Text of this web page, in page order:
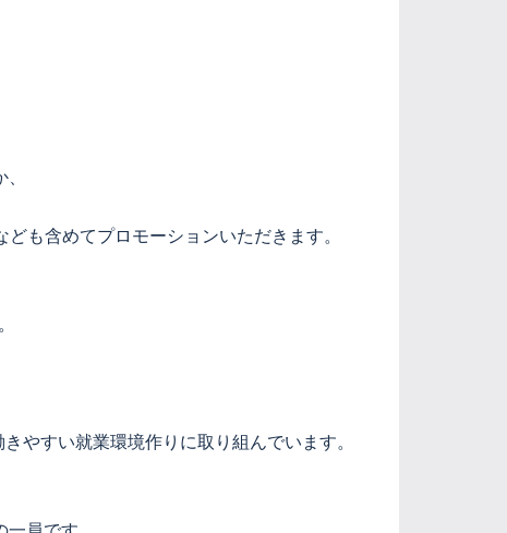
も含めてプロモーションいただきます。
やすい就業環境作りに取り組んでいます。